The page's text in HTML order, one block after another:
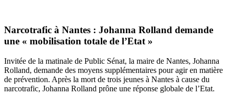
Narcotrafic à Nantes : Johanna Rolland demande
une « mobilisation totale de l’Etat »
Invitée de la matinale de Public Sénat, la maire de Nantes, Johanna
Rolland, demande des moyens supplémentaires pour agir en matière
de prévention. Après la mort de trois jeunes à Nantes à cause du
narcotrafic, Johanna Rolland prône une réponse globale de l’Etat.